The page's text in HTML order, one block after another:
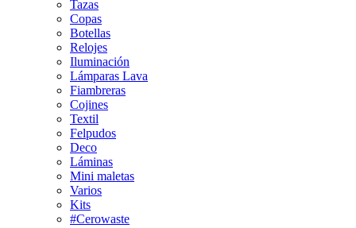
Tazas
Copas
Botellas
Relojes
Iluminación
Lámparas Lava
Fiambreras
Cojines
Textil
Felpudos
Deco
Láminas
Mini maletas
Varios
Kits
#Cerowaste